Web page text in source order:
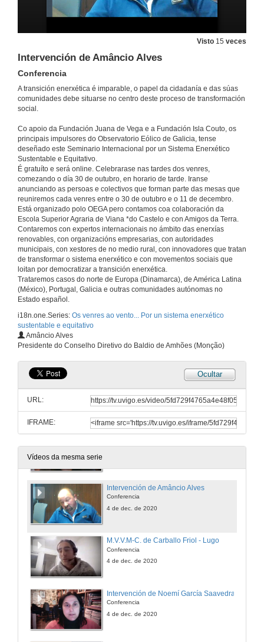
Visto 15 veces
Intervención de Amâncio Alves
Conferencia
A transición enerxética é imparable, o papel da cidadanía e das súas
comunidades debe situarse no centro deste proceso de transformación
social.
Co apoio da Fundación Juana de Vega e a Fundación Isla Couto, os
principais impulsores do Observatorio Eólico de Galicia, tense
deseñado este Seminario Internacional por un Sistema Enerxético
Sustentable e Equitativo.
É gratuíto e será online. Celebrarase nas tardes dos venres,
comezando o día 30 de outubro, en horario de tarde. Iranse
anunciando as persoas e colectivos que forman parte das mesas que
reuniremos cada venres entre o 30 de outubro e o 11 de decembro.
Está organizado polo OEGA pero contamos coa colaboración da
Escola Superior Agraria de Viana *do Castelo e con Amigos da Terra.
Contaremos con expertos internacionais no ámbito das enerxías
renovables, con organizacións empresarias, con autoridades
municipais, con xestores de no medio rural, con innovadores que tratan
de transformar o sistema enerxético e con movementos sociais que
loitan por democratizar a transición enerxética.
Trataremos casos do norte de Europa (Dinamarca), de América Latina
(México), Portugal, Galicia e outras comunidades autónomas no
Estado español.
i18n.one.Series: Os venres ao vento... Por un sistema enerxético
sustentable e equitativo
Amâncio Alves
Presidente do Conselho Diretivo do Baldio de Amhões (Monção)
Ocultar
URL:
IFRAME:
Vídeos da mesma serie
Nosa Enerxía
27 de nov. de 2020
27 de nov. de 2020
Conferencia
27 de nov. de 2020
Conferência
27 de nov. de 2020
Rolda de preguntas. Enerxía Comunitaria en Europa
27 de nov. de 2020
Questões. Energia Comunitária na Europa
4 de dec. de 2020
Intervención de Gonzalo Pérez Vázquez
Conferencia
4 de dec. de 2020
Comunidades Enerxéticas
Intervención de Amâncio Alves
Conferencia
4 de dec. de 2020
M.V.V.M-C. de Carballo Friol - Lugo
Conferencia
4 de dec. de 2020
Intervención de Noemí García Saavedra
Conferencia
4 de dec. de 2020